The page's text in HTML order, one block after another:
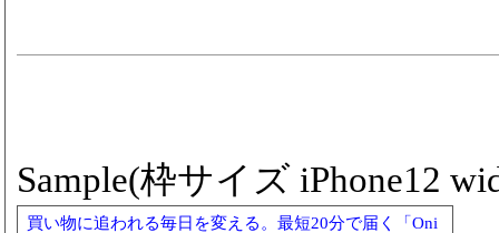
Sample(枠サイズ iPhone12
買い物に追われる毎日を変える。最短20分で届く「Oni